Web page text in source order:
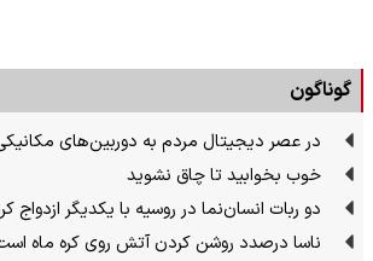
گوناگون
در عصر دیجیتال مردم به دوربین‌های مکانیکی
خوب بخوابید تا چاق نشوید
دو ربات انسان‌نما در روسیه با یکدیگر ازدواج
ناسا درصدد روشن کردن آتش روی کره ماه